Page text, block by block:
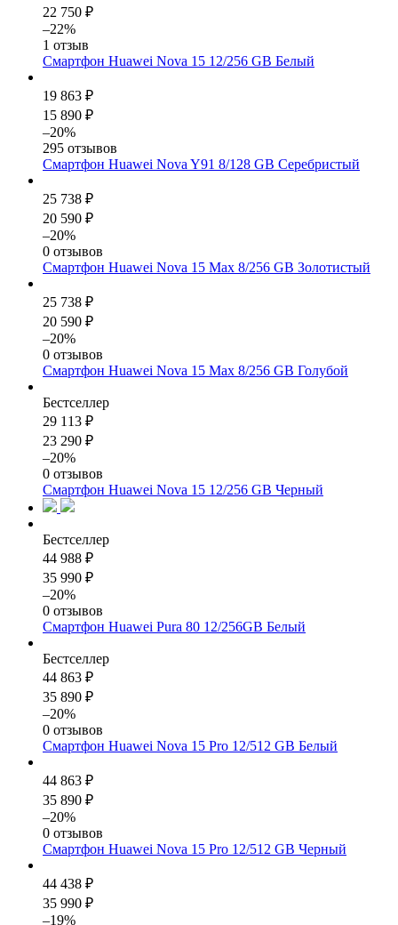
22 750 ₽
–22%
1 отзыв
Смартфон Huawei Nova 15 12/256 GB Белый
19 863 ₽
15 890 ₽
–20%
295 отзывов
Смартфон Huawei Nova Y91 8/128 GB Серебристый
25 738 ₽
20 590 ₽
–20%
0 отзывов
Смартфон Huawei Nova 15 Max 8/256 GB Золотистый
25 738 ₽
20 590 ₽
–20%
0 отзывов
Смартфон Huawei Nova 15 Max 8/256 GB Голубой
Бестселлер
29 113 ₽
23 290 ₽
–20%
0 отзывов
Смартфон Huawei Nova 15 12/256 GB Черный
Бестселлер
44 988 ₽
35 990 ₽
–20%
0 отзывов
Смартфон Huawei Pura 80 12/256GB Белый
Бестселлер
44 863 ₽
35 890 ₽
–20%
0 отзывов
Смартфон Huawei Nova 15 Pro 12/512 GB Белый
44 863 ₽
35 890 ₽
–20%
0 отзывов
Смартфон Huawei Nova 15 Pro 12/512 GB Черный
44 438 ₽
35 990 ₽
–19%